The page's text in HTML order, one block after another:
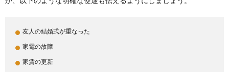
友人の結婚式が重なった
家電の故障
家賃の更新